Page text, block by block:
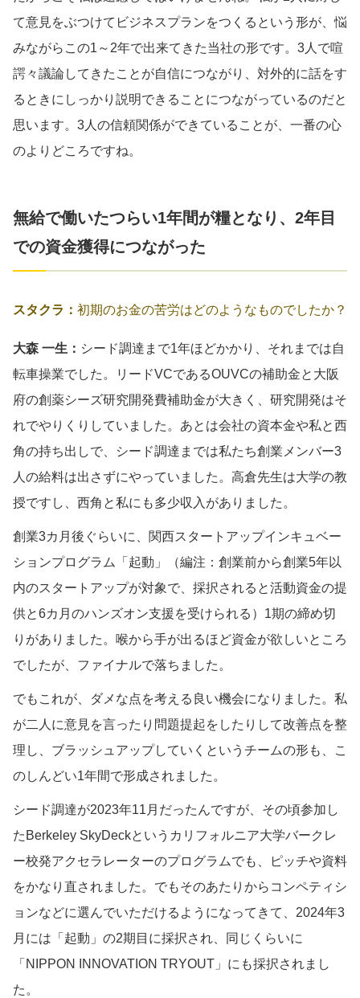
て意見をぶつけてビジネスプランをつくるという形が、悩
みながらこの1～2年で出来てきた当社の形です。3人で喧
諤々議論してきたことが自信につながり、対外的に話をす
るときにしっかり説明できることにつながっているのだと
思います。3人の信頼関係ができていることが、一番の心
のよりどころですね。
無給で働いたつらい1年間が糧となり、2年目
での資金獲得につながった
スタクラ： 初期のお金の苦労はどのようなものでしたか？
大森 一生： シード調達まで1年ほどかかり、それまでは自
転車操業でした。リードVCであるOUVCの補助金と大阪
府の創薬シーズ研究開発費補助金が大きく、研究開発はそ
れでやりくりしていました。あとは会社の資本金や私と西
角の持ち出しで、シード調達までは私たち創業メンバー3
人の給料は出さずにやっていました。高倉先生は大学の教
授ですし、西角と私にも多少収入がありました。
創業3カ月後ぐらいに、関西スタートアップインキュベー
ションプログラム「起動」（編注：創業前から創業5年以
内のスタートアップが対象で、採択されると活動資金の提
供と6カ月のハンズオン支援を受けられる）1期の締め切
りがありました。喉から手が出るほど資金が欲しいところ
でしたが、ファイナルで落ちました。
でもこれが、ダメな点を考える良い機会になりました。私
が二人に意見を言ったり問題提起をしたりして改善点を整
理し、ブラッシュアップしていくというチームの形も、こ
のしんどい1年間で形成されました。
シード調達が2023年11月だったんですが、その頃参加し
たBerkeley SkyDeckというカリフォルニア大学バークレ
ー校発アクセラレーターのプログラムでも、ピッチや資料
をかなり直されました。でもそのあたりからコンペティシ
ョンなどに選んでいただけるようになってきて、2024年3
月には「起動」の2期目に採択され、同じくらいに
「NIPPON INNOVATION TRYOUT」にも採択されまし
た。